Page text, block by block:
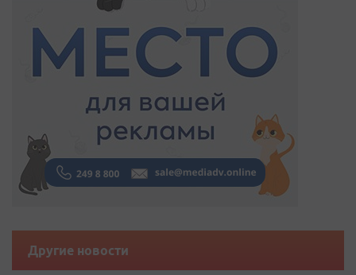
Другие новости